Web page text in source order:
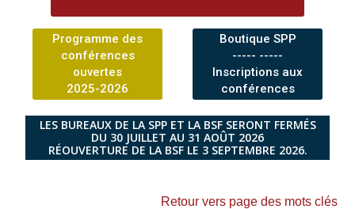
Programme des
conférences
ouvertes
2025-2026
Boutique SPP
----- -----
Inscriptions aux
conférences
LES BUREAUX DE LA SPP ET LA BSF SERONT FERMÉS
DU 30 JUILLET AU 31 AOÛT 2026
RÉOUVERTURE DE LA BSF LE 3 SEPTEMBRE 2026.
Retour vers page des mots clés